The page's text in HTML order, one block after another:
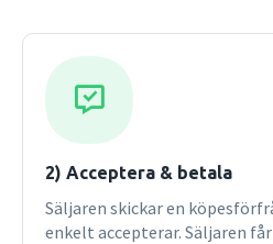
2) Acceptera & betala
Säljaren skickar en
enkelt accepterar. Säljaren